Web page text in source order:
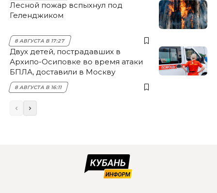
Лесной пожар вспыхнул под
Геленджиком
8 АВГУСТА В 17:27
Двух детей, пострадавших в
Архипо-Осиповке во время атаки
БПЛА, доставили в Москву
8 АВГУСТА В 16:11